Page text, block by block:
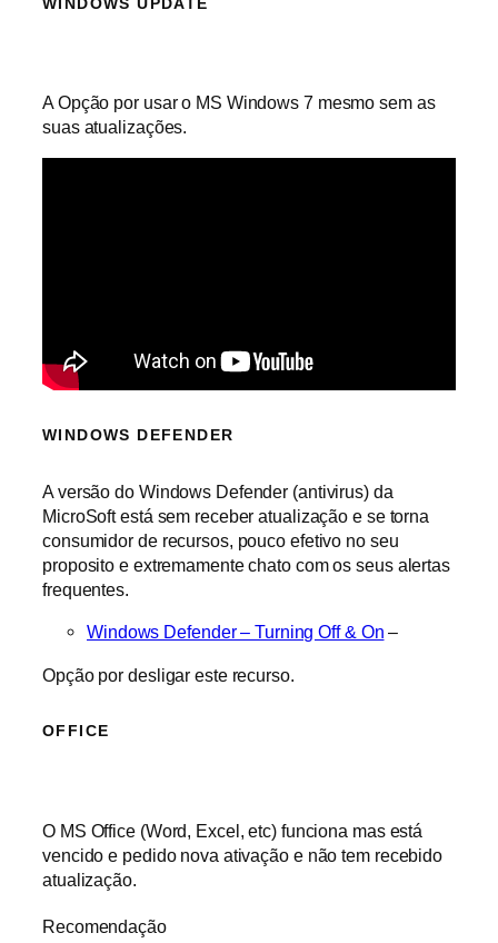
A Opção por usar o MS Windows 7 mesmo sem as
suas atualizações.
WINDOWS DEFENDER
A versão do Windows Defender (antivirus) da
MicroSoft está sem receber atualização e se torna
consumidor de recursos, pouco efetivo no seu
proposito e extremamente chato com os seus alertas
frequentes.
Windows Defender – Turning Off & On –
Opção por desligar este recurso.
OFFICE
O MS Office (Word, Excel, etc) funciona mas está
vencido e pedido nova ativação e não tem recebido
atualização.
Recomendação